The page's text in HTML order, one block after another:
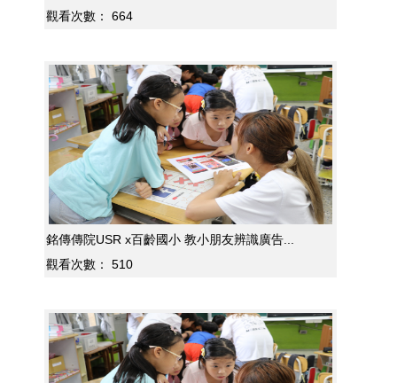
觀看次數：
664
銘傳傳院USR x百齡國小 教小朋友辨識廣告...
觀看次數：
510